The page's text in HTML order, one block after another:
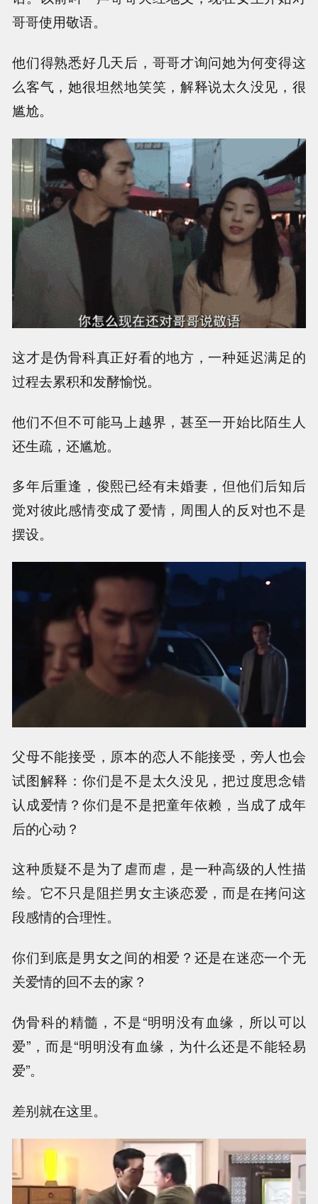
哥哥使用敬语。
他们得熟悉好几天后，哥哥才询问她为何变得这
么客气，她很坦然地笑笑，解释说太久没见，很
尴尬。
这才是伪骨科真正好看的地方，一种延迟满足的
过程去累积和发酵愉悦。
他们不但不可能马上越界，甚至一开始比陌生人
还生疏，还尴尬。
多年后重逢，俊熙已经有未婚妻，但他们后知后
觉对彼此感情变成了爱情，周围人的反对也不是
摆设。
父母不能接受，原本的恋人不能接受，旁人也会
试图解释：你们是不是太久没见，把过度思念错
认成爱情？你们是不是把童年依赖，当成了成年
后的心动？
这种质疑不是为了虐而虐，是一种高级的人性描
绘。它不只是阻拦男女主谈恋爱，而是在拷问这
段感情的合理性。
你们到底是男女之间的相爱？还是在迷恋一个无
关爱情的回不去的家？
伪骨科的精髓，不是“明明没有血缘，所以可以
爱”，而是“明明没有血缘，为什么还是不能轻易
爱”。
差别就在这里。